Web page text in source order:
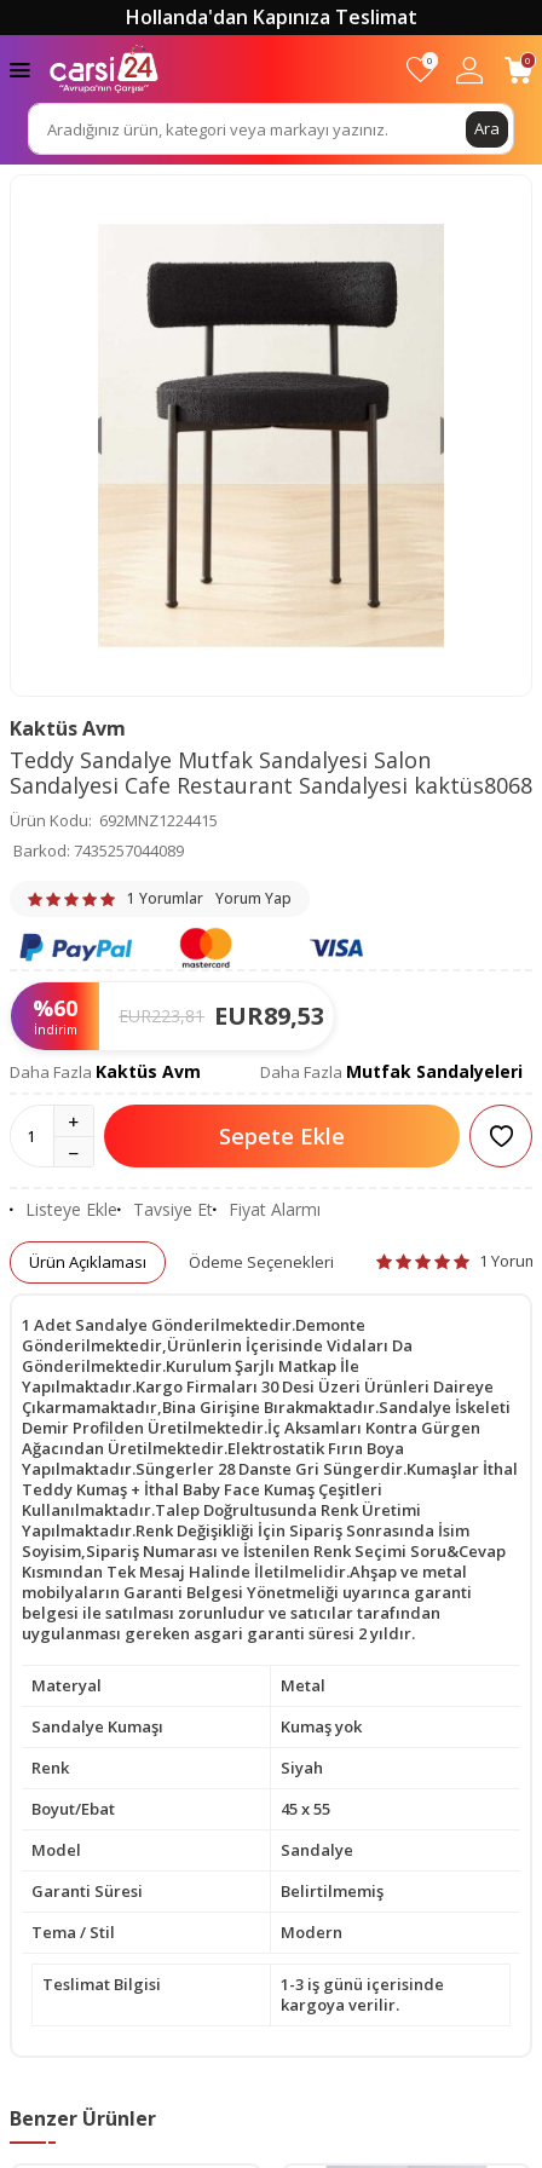
Hollanda'dan Kapınıza Teslimat
Ara
0 0
Kaktüs Avm
Teddy Sandalye Mutfak Sandalyesi Salon
Sandalyesi Cafe Restaurant Sandalyesi kaktüs8068
Ürün Kodu: 692MNZ1224415
Barkod: 7435257044089
1 Yorumlar Yorum Yap
%60
İndirim
EUR223,81 EUR89,53
Daha Fazla Kaktüs Avm Daha Fazla Mutfak Sandalyeleri
Sepete Ekle
Listeye Ekle Tavsiye Et Fiyat Alarmı
Ürün Açıklaması Ödeme Seçenekleri 1 Yorum
1 Adet Sandalye Gönderilmektedir.Demonte
Gönderilmektedir,Ürünlerin İçerisinde Vidaları Da
Gönderilmektedir.Kurulum Şarjlı Matkap İle
Yapılmaktadır.Kargo Firmaları 30 Desi Üzeri Ürünleri Daireye
Çıkarmamaktadır,Bina Girişine Bırakmaktadır.Sandalye İskeleti
Demir Profilden Üretilmektedir.İç Aksamları Kontra Gürgen
Ağacından Üretilmektedir.Elektrostatik Fırın Boya
Yapılmaktadır.Süngerler 28 Danste Gri Süngerdir.Kumaşlar İthal
Teddy Kumaş + İthal Baby Face Kumaş Çeşitleri
Kullanılmaktadır.Talep Doğrultusunda Renk Üretimi
Yapılmaktadır.Renk Değişikliği İçin Sipariş Sonrasında İsim
Soyisim,Sipariş Numarası ve İstenilen Renk Seçimi Soru&Cevap
Kısmından Tek Mesaj Halinde İletilmelidir.Ahşap ve metal
mobilyaların Garanti Belgesi Yönetmeliği uyarınca garanti
belgesi ile satılması zorunludur ve satıcılar tarafından
uygulanması gereken asgari garanti süresi 2 yıldır.
Materyal
Metal
Sandalye Kumaşı
Kumaş yok
Renk
Siyah
Boyut/Ebat
45 x 55
Model
Sandalye
Garanti Süresi
Belirtilmemiş
Tema / Stil
Modern
Teslimat Bilgisi
1-3 iş günü içerisinde
kargoya verilir.
Benzer Ürünler